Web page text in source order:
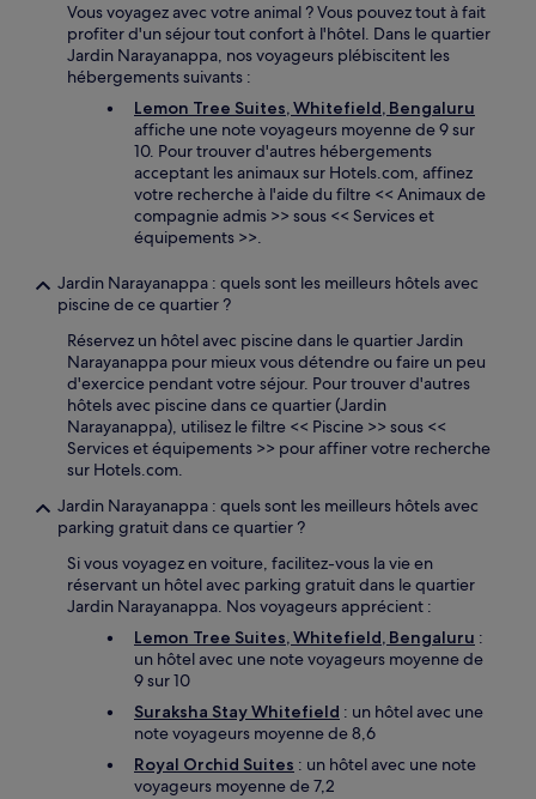
Vous voyagez avec votre animal ? Vous pouvez tout à fait
profiter d'un séjour tout confort à l'hôtel. Dans le quartier
Jardin Narayanappa, nos voyageurs plébiscitent les
hébergements suivants :
Lemon Tree Suites, Whitefield, Bengaluru
affiche une note voyageurs moyenne de 9 sur
10. Pour trouver d'autres hébergements
acceptant les animaux sur Hotels.com, affinez
votre recherche à l'aide du filtre << Animaux de
compagnie admis >> sous << Services et
équipements >>.
Jardin Narayanappa : quels sont les meilleurs hôtels avec
piscine de ce quartier ?
Réservez un hôtel avec piscine dans le quartier Jardin
Narayanappa pour mieux vous détendre ou faire un peu
d'exercice pendant votre séjour. Pour trouver d'autres
hôtels avec piscine dans ce quartier (Jardin
Narayanappa), utilisez le filtre << Piscine >> sous <<
Services et équipements >> pour affiner votre recherche
sur Hotels.com.
Jardin Narayanappa : quels sont les meilleurs hôtels avec
parking gratuit dans ce quartier ?
Si vous voyagez en voiture, facilitez-vous la vie en
réservant un hôtel avec parking gratuit dans le quartier
Jardin Narayanappa. Nos voyageurs apprécient :
Lemon Tree Suites, Whitefield, Bengaluru :
un hôtel avec une note voyageurs moyenne de
9 sur 10
Suraksha Stay Whitefield : un hôtel avec une
note voyageurs moyenne de 8,6
Royal Orchid Suites : un hôtel avec une note
voyageurs moyenne de 7,2